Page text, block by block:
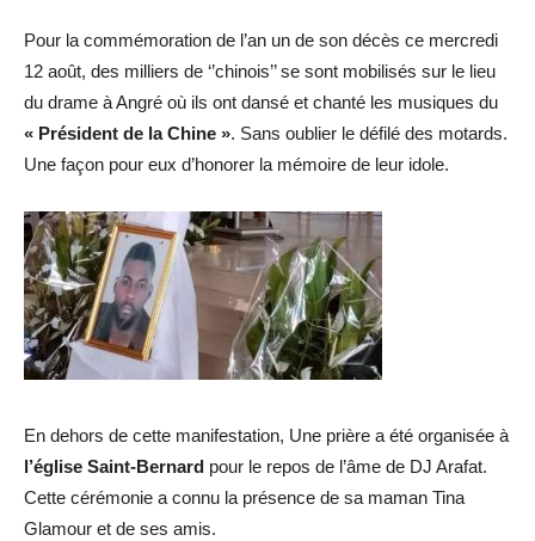
Pour la commémoration de l’an un de son décès ce mercredi
12 août, des milliers de ‘’chinois’’ se sont mobilisés sur le lieu
du drame à Angré où ils ont dansé et chanté les musiques du
« Président de la Chine ». Sans oublier le défilé des motards.
Une façon pour eux d’honorer la mémoire de leur idole.
En dehors de cette manifestation, Une prière a été organisée à
l’église Saint-Bernard pour le repos de l’âme de DJ Arafat.
Cette cérémonie a connu la présence de sa maman Tina
Glamour et de ses amis.